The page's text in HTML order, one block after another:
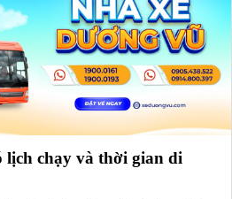
lịch chạy và thời gian di